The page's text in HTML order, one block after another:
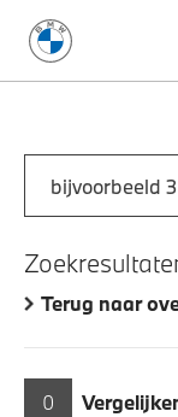
Zoek naar een
Terug naar
0